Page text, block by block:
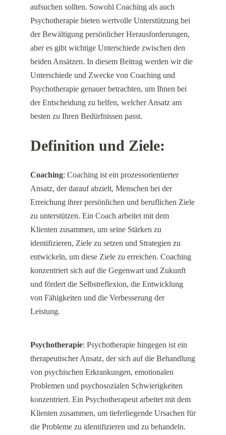
aufsuchen sollten. Sowohl Coaching als auch
Psychotherapie bieten wertvolle Unterstützung bei
der Bewältigung persönlicher Herausforderungen,
aber es gibt wichtige Unterschiede zwischen den
beiden Ansätzen. In diesem Beitrag werden wir die
Unterschiede und Zwecke von Coaching und
Psychotherapie genauer betrachten, um Ihnen bei
der Entscheidung zu helfen, welcher Ansatz am
besten zu Ihren Bedürfnissen passt.
Definition und Ziele:
Coaching: Coaching ist ein prozessorientierter
Ansatz, der darauf abzielt, Menschen bei der
Erreichung ihrer persönlichen und beruflichen Ziele
zu unterstützen. Ein Coach arbeitet mit dem
Klienten zusammen, um seine Stärken zu
identifizieren, Ziele zu setzen und Strategien zu
entwickeln, um diese Ziele zu erreichen. Coaching
konzentriert sich auf die Gegenwart und Zukunft
und fördert die Selbstreflexion, die Entwicklung
von Fähigkeiten und die Verbesserung der
Leistung.
Psychotherapie: Psychotherapie hingegen ist ein
therapeutischer Ansatz, der sich auf die Behandlung
von psychischen Erkrankungen, emotionalen
Problemen und psychosozialen Schwierigkeiten
konzentriert. Ein Psychotherapeut arbeitet mit dem
Klienten zusammen, um tieferliegende Ursachen für
die Probleme zu identifizieren und zu behandeln.